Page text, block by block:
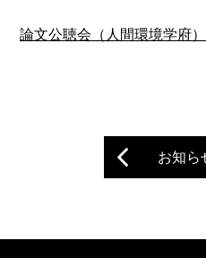
論文公聴会（人間環境学府
お知ら